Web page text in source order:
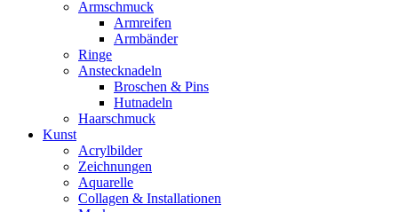
Armschmuck
Armreifen
Armbänder
Ringe
Anstecknadeln
Broschen & Pins
Hutnadeln
Haarschmuck
Kunst
Acrylbilder
Zeichnungen
Aquarelle
Collagen & Installationen